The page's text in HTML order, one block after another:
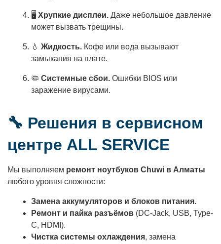
🖥️ Хрупкие дисплеи. Даже небольшое давление
может вызвать трещины.
💧 Жидкость. Кофе или вода вызывают
замыкания на плате.
🦠 Системные сбои. Ошибки BIOS или
заражение вирусами.
🔧 Решения в сервисном
центре ALL SERVICE
Мы выполняем ремонт ноутбуков Chuwi в Алматы
любого уровня сложности:
Замена аккумуляторов и блоков питания.
Ремонт и пайка разъёмов (DC-Jack, USB, Type-
C, HDMI).
Чистка системы охлаждения, замена